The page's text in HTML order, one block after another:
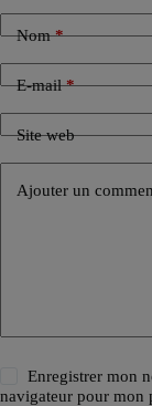
Nom*
E-mail*
Site web
Ajouter un
Enregistrer mon
navigateur pour mon